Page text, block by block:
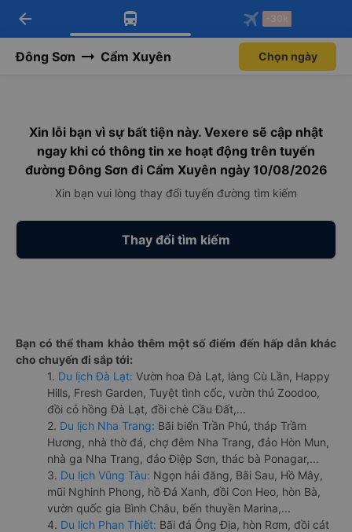
Tải app Vexere ngay!
Nhận ưu đãi thành viên độc
Mở app
Tải app Vexere
-30k/ghế khi đặt vé máy bay qua
Mở app
arrow_back -30k
Đông Sơn Cẩm Xuyên Chọn ngày
Xin lỗi bạn vì sự bất tiện này. Vexere sẽ cập nhật
ngay khi có thông tin xe hoạt động trên tuyến
đường Đông Sơn đi Cẩm Xuyên ngày 10/08/2026
Xin bạn vui lòng thay đổi tuyến đường tìm kiếm
Thay đổi tìm kiếm
Bạn có thể tham khảo thêm một số điểm đến hấp dẫn khác
cho chuyến đi sắp tới:
1. Du lịch Đà Lạt: Vườn hoa Đà Lạt, làng Cù Lần, Happy
Hills, Fresh Garden, Tuyệt tình cốc, vườn thú Zoodoo,
đồi cỏ hồng Đà Lạt, đồi chè Cầu Đất,...
2. Du lịch Nha Trang: Bãi biển Trần Phú, tháp Trầm
Hương, nhà thờ đá, chợ đêm Nha Trang, đảo Hòn Mun,
nhà ga Nha Trang, đảo Điệp Sơn, thác bà Ponagar,...
3. Du lịch Vũng Tàu: Ngọn hải đăng, Bãi Sau, Hồ Mây,
mũi Nghinh Phong, hồ Đá Xanh, đồi Con Heo, hòn Bà,
vườn quốc gia Bình Châu, bến thuyền Marina,...
4. Du lịch Phan Thiết: Bãi đá Ông Địa, hòn Rơm, đồi cát